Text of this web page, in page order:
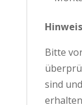
Bitte
sind